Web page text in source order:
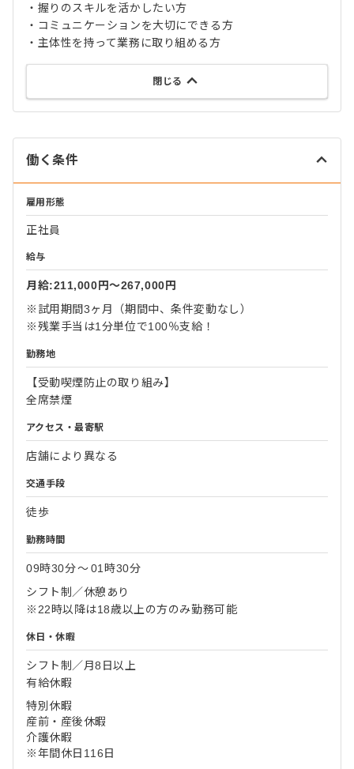
・握りのスキルを活かしたい方
・コミュニケーションを大切にできる方
・主体性を持って業務に取り組める方
閉じる
働く条件
雇用形態
正社員
給与
月給:211,000円〜267,000円
※試用期間3ヶ月（期間中、条件変動なし）
※残業手当は1分単位で100％支給！
勤務地
【受動喫煙防止の取り組み】
全席禁煙
アクセス・最寄駅
店舗により異なる
交通手段
徒歩
勤務時間
09時30分〜01時30分
シフト制／休憩あり
※22時以降は18歳以上の方のみ勤務可能
休日・休暇
シフト制／月8日以上
有給休暇
特別休暇
産前・産後休暇
介護休暇
※年間休日116日